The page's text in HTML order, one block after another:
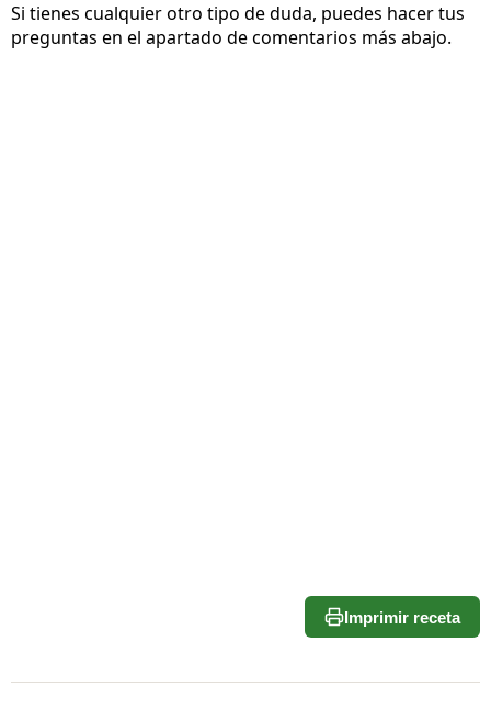
Si tienes cualquier otro tipo de duda, puedes hacer tus
preguntas en el apartado de comentarios más abajo.
Imprimir receta